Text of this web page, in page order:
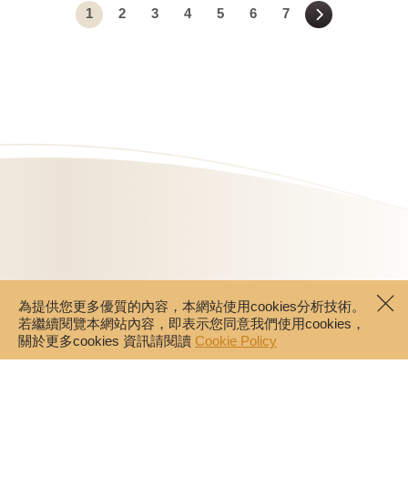
1 2 3 4 5 6 7
為提供您更多優質的內容，本網站使用cookies分析技術。
若繼續閱覽本網站內容，即表示您同意我們使用cookies，
關於更多cookies 資訊請閱讀 Cookie Policy